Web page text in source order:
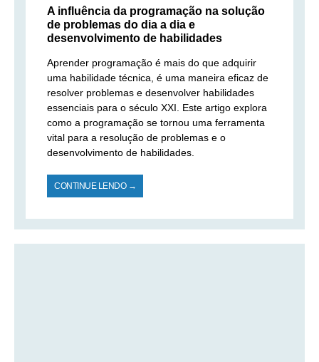
A influência da programação na solução
de problemas do dia a dia e
desenvolvimento de habilidades
Aprender programação é mais do que adquirir
uma habilidade técnica, é uma maneira eficaz de
resolver problemas e desenvolver habilidades
essenciais para o século XXI. Este artigo explora
como a programação se tornou uma ferramenta
vital para a resolução de problemas e o
desenvolvimento de habilidades.
CONTINUE LENDO →